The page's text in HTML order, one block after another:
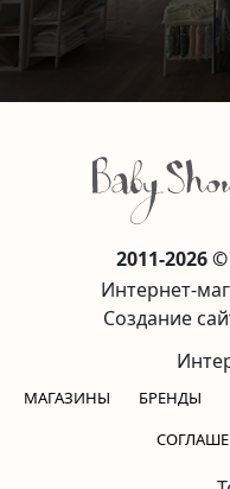
2011-2026
Интернет-
Создание
МАГАЗИНЫ БРЕНДЫ